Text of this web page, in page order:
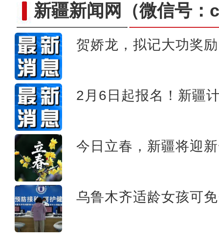
新疆新闻网 （微信号
贺娇龙，拟记大功奖励
2月6日起报名！新疆
今日立春，新疆将迎
乌鲁木齐适龄女孩可